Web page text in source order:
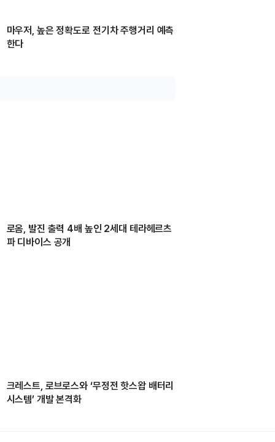
마우저, 높은 정확도로 전기차 주행거리 예측
한다
로옴, 발진 출력 4배 높인 2세대 테라헤르츠
파 디바이스 공개
크레스트, 로브로스와 ‘무정전 핫스왑 배터리
시스템’ 개발 본격화